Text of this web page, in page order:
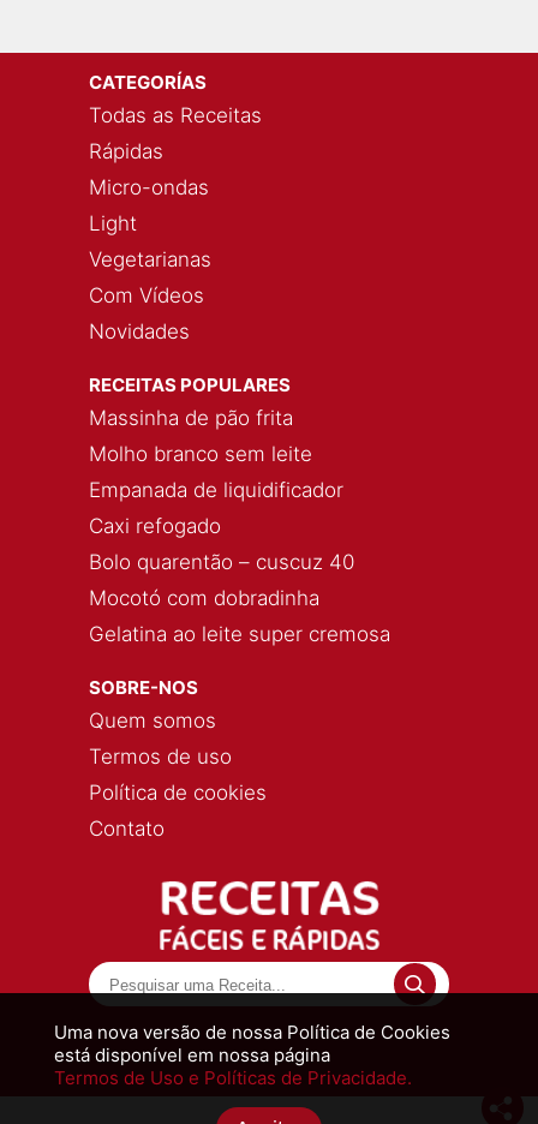
Uma nova versão de nossa Política de Cookies
está disponível em nossa página
Termos de Uso e Políticas de Privacidade.
CATEGORÍAS
Todas as Receitas
Rápidas
Micro-ondas
Light
Vegetarianas
Com Vídeos
Novidades
RECEITAS POPULARES
Massinha de pão frita
Molho branco sem leite
Empanada de liquidificador
Caxi refogado
Bolo quarentão – cuscuz 40
Mocotó com dobradinha
Gelatina ao leite super cremosa
SOBRE-NOS
Quem somos
Termos de uso
Política de cookies
Contato